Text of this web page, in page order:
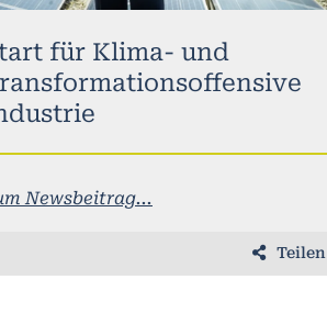
für Klima- und
Newsbeitrag...
Teilen